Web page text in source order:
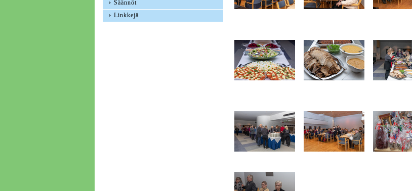
Säännöt
Linkkejä